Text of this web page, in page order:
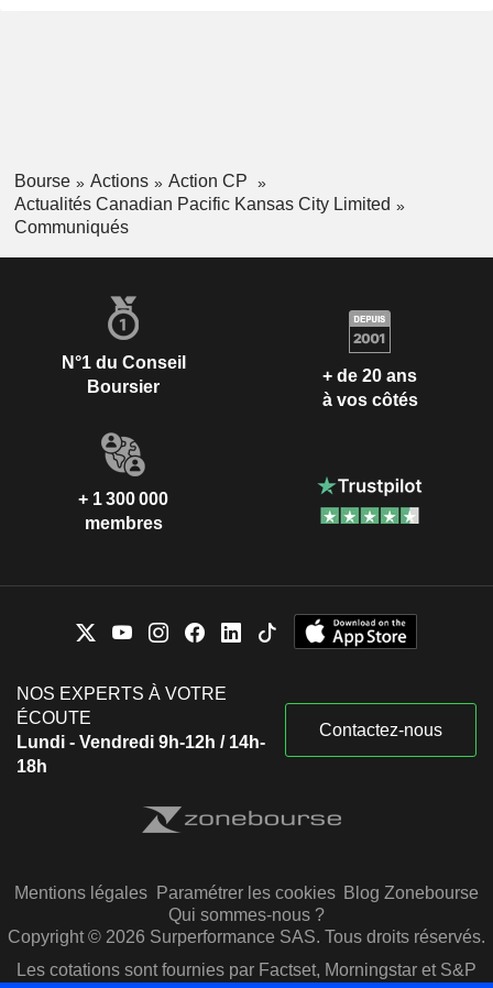
Bourse Actions
Action CP
Actualités Canadian Pacific Kansas City Limited
Communiqués
N°1 du Conseil
Boursier
+ de 20 ans
à vos côtés
+ 1 300 000
membres
NOS EXPERTS À VOTRE
ÉCOUTE
Lundi - Vendredi 9h-12h / 14h-
18h
Contactez-nous
Mentions légales Paramétrer les cookies Blog Zonebourse
Qui sommes-nous ?
Copyright © 2026 Surperformance SAS. Tous droits réservés.
Les cotations sont fournies par Factset, Morningstar et S&P